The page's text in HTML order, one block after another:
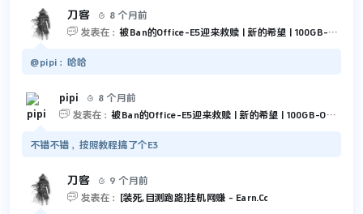
刀客 
8 个月前
 发表在： 被Ban的Office-E5迎来救赎 | 新的希望 | 100GB-Outlook 和 5TB-OneDrive
@pipi：哈哈
pipi 
8 个月前
 发表在： 被Ban的Office-E5迎来救赎 | 新的希望 | 100GB-Outlook 和 5TB-OneDrive
不错不错，按照教程搞了个E3
刀客 
9 个月前
 发表在： [装死,目测跑路]挂机网赚 - Earn.Cc